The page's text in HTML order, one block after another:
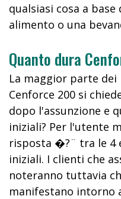
qualsiasi cosa a
alimento o una
Quanto dura
La maggior parte
Cenforce 200 si
dopo l'assunzione e
iniziali? Per l'utente
risposta �?¨ tra le 4
iniziali. I clienti che
noteranno tuttavia
manifestano intorno